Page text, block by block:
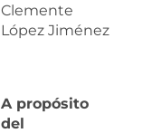
Clemente
López Jiménez
A propósito
del